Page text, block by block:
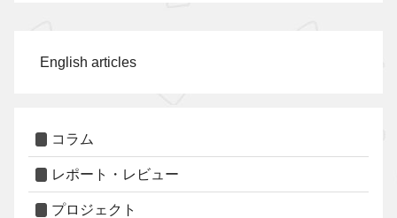
English articles
コラム
レポート・レビュー
プロジェクト